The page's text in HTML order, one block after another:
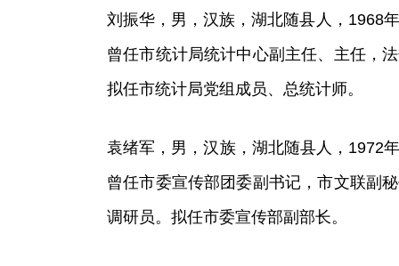
刘振华，男，汉族，湖北随县人，1968
曾任市统计局统计中心副主任、主任，
拟任市统计局党组成员、总统计师。
袁绪军，男，汉族，湖北随县人，1972
曾任市委宣传部团委副书记，市文联副
调研员。拟任市委宣传部副部长。